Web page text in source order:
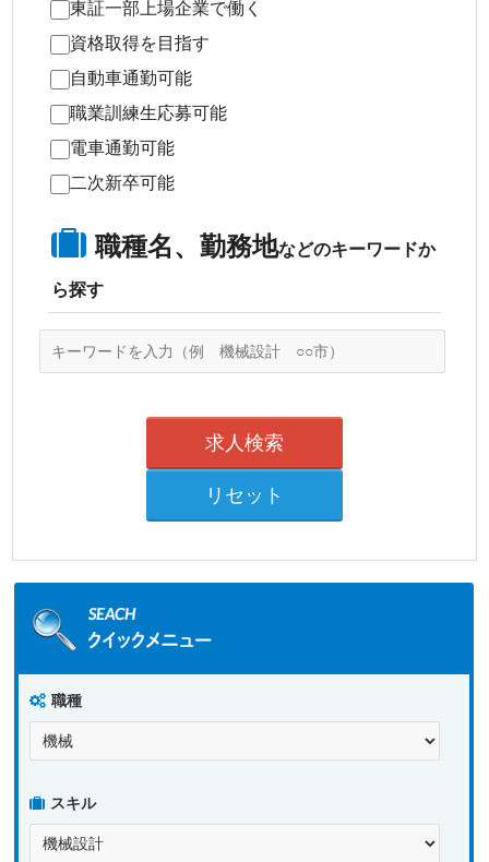
東証一部上場企業で働く
資格取得を目指す
自動車通勤可能
職業訓練生応募可能
電車通勤可能
二次新卒可能
職種名、勤務地などのキーワードか
ら探す
職種
スキル